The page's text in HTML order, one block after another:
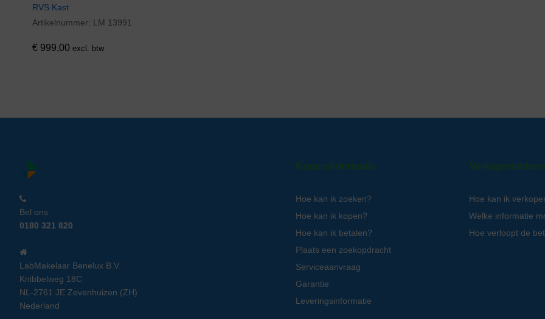
RVS Kast
Artikelnummer: LM 13991
€ 999,00 excl. btw
Bel ons
0180 321 820
LabMakelaar Benelux B.V.
Knibbelweg 18C
NL-2761 JE Zevenhuizen (ZH)
Nederland
Kopersinformatie
Hoe kan ik zoeken?
Hoe kan ik kopen?
Hoe kan ik betalen?
Plaats een zoekopdracht
Serviceaanvraag
Garantie
Leveringsinformatie
Hoe kan ik
Welke informatie
Hoe verloopt de